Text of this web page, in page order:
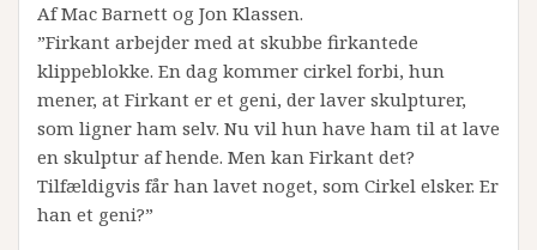
Af Mac Barnett og Jon Klassen.
”Firkant arbejder med at skubbe firkantede
klippeblokke. En dag kommer cirkel forbi, hun
mener, at Firkant er et geni, der laver skulpturer,
som ligner ham selv. Nu vil hun have ham til at lave
en skulptur af hende. Men kan Firkant det?
Tilfældigvis får han lavet noget, som Cirkel elsker. Er
han et geni?”